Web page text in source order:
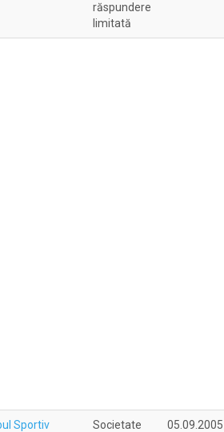
răspundere
limitată
Sportiv
Societate
05.09.2005